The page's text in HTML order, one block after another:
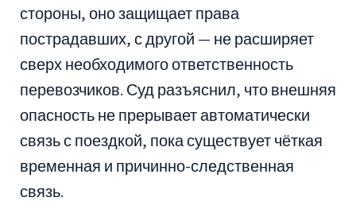
стороны, оно защищает права
пострадавших, с другой — не расширяет
сверх необходимого ответственность
перевозчиков. Суд разъяснил, что внешняя
опасность не прерывает автоматически
связь с поездкой, пока существует чёткая
временная и причинно-следственная
связь.